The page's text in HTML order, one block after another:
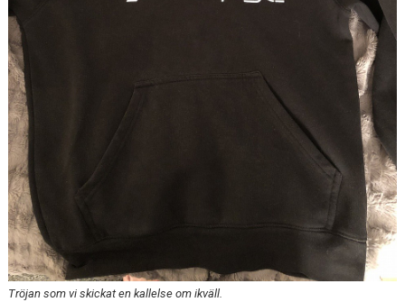
Tröjan som vi skickat en kallelse om ikväll.